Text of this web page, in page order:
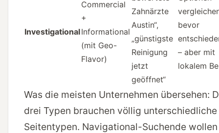
Investigational
Commercial
+
Informational
(mit Geo-
Flavor)
Zahnärzte
Austin“,
„günstigste
Reinigung
jetzt
geöffnet“
bevor
– aber mit
lokalem
Was die meisten Unternehmen übersehen:
drei Typen brauchen völlig unterschiedliche
Seitentypen. Navigational-Suchende wollen